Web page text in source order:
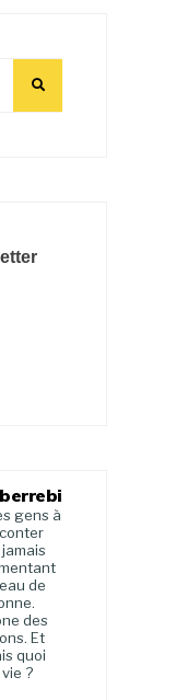
gens à
de
des
Et
quoi
?